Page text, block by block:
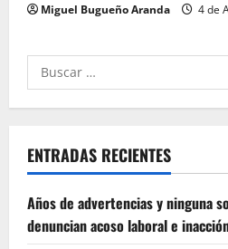
Miguel Bugueño Aranda 4 de
Buscar
por:
ENTRADAS RECIENTES
Años de advertencias y ninguna
denuncian acoso laboral e